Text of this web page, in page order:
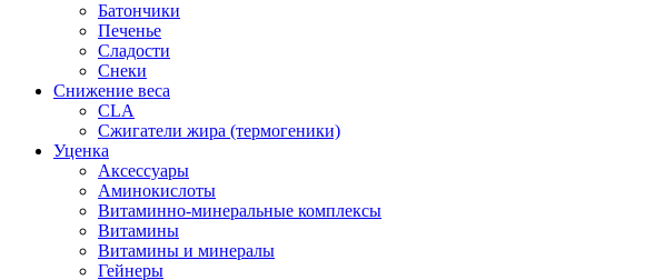
Батончики
Печенье
Сладости
Снеки
Снижение веса
CLA
Сжигатели жира (термогеники)
Уценка
Аксессуары
Аминокислоты
Витаминно-минеральные комплексы
Витамины
Витамины и минералы
Гейнеры